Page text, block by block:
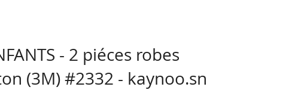
- 2 piéces robes
(3M) #2332 - kaynoo.sn